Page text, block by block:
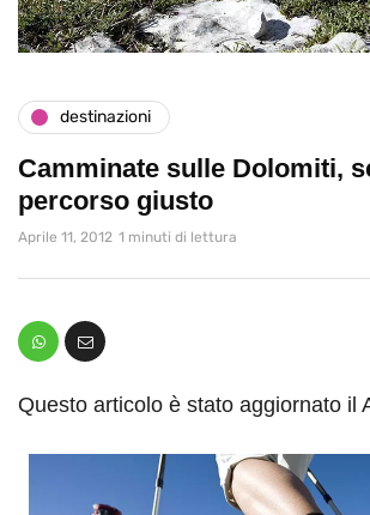
destinazioni
Camminate sulle Dolomiti,
percorso giusto
Aprile 11, 2012 1 minuti di lettura
Questo articolo è stato aggiornato il